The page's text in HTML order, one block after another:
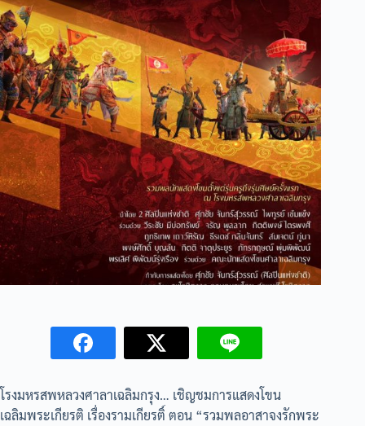
โรงมหรสพหลวงศาลาเฉลิมกรุง… เชิญชมการแสดงโขน
เฉลิมพระเกียรติ เรื่องรามเกียรติ์ ตอน “รวมพลอาสาจงรักพระ